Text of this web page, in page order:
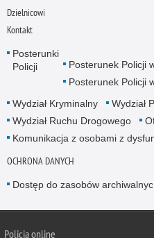
Dzielnicowi
Kontakt
Posterunki
Policji
Posterunek Policji
Posterunek Policji
Wydział Kryminalny
Wydział
Wydział Ruchu Drogowego
Komunikacja z osobami z
OCHRONA DANYCH
Dostęp do zasobów
Policja online